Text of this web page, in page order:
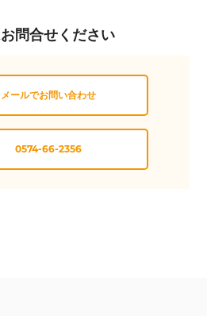
問合せください
メールでお問い合わせ
0574-66-2356